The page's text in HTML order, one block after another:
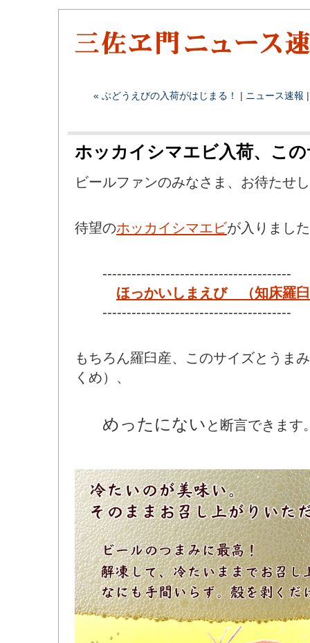
« ぶどうえびの入荷がはじまる！ | ニュース速報
ホッカイシマエビ入荷、こ
ビールファンのみなさま、お待たせ
待望のホッカイシマエビが入りまし
---------------------------------------
ほっかいしまえび （知床羅
---------------------------------------
もちろん羅臼産、このサイズとうま
くめ）、
めったにない と断言できます